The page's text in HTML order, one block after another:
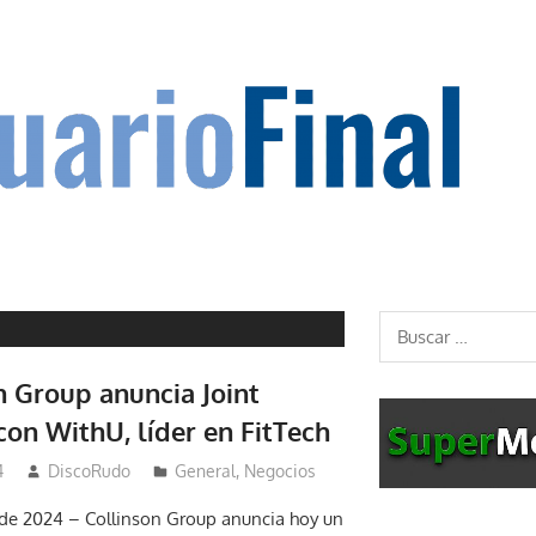
Group anuncia Joint
WithU, líder en FitTech
DiscoRudo General, Negocios
2024 – Collinson Group anuncia hoy un
Buscar: